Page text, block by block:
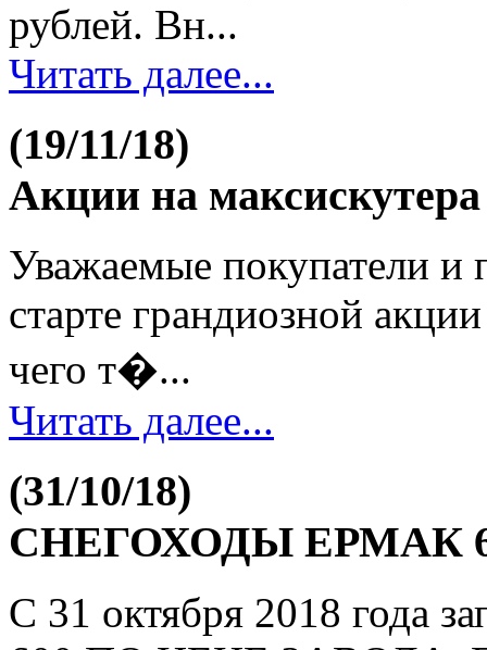
рублей. Вн...
Читать далее...
(19/11/18)
Акции на
Уважаемые покупатели и
старте грандиозной
чего т�...
Читать далее...
(31/10/18)
СНЕГОХОДЫ ЕРМАК
С 31 октября 2018 года